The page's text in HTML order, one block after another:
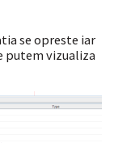
se opreste iar
putem vizualiza